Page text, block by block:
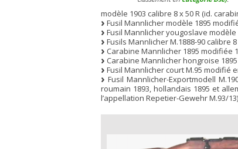
modèle 1903 calibre 8 x 50 R (id.
Fusil Mannlicher modèle 1895
Fusil Mannlicher yougoslave modèle
Fusils Mannlicher M.1888-90 calibre
Carabine Mannlicher 1895 modifiée
Carabine Mannlicher hongroise
Fusil Mannlicher court M.95 modifié
Fusil Mannlicher-Exportmodell
roumain 1893, hollandais 1895 et
l’appellation Repetier-Gewehr M.93/